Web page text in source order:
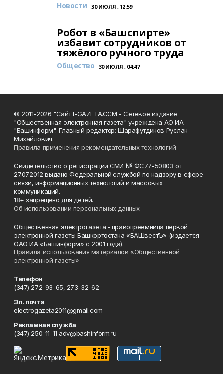
Новости 30 ИЮЛЯ , 12:59
Робот в «Башспирте»
избавит сотрудников от
тяжёлого ручного труда
Общество 30 ИЮЛЯ , 04:47
© 2011-2026 "Сайт I-GAZETA.COM - Сетевое издание
"Общественная электронная газета" учреждена АО ИА
"Башинформ". Главный редактор: Шарафутдинов Руслан
Михайлович.
Правила применения рекомендательных технологий
Свидетельство о регистрации СМИ № ФС77-50803 от
27.07.2012 выдано Федеральной службой по надзору в сфере
связи, информационных технологий и массовых
коммуникаций.
18+ запрещено для детей.
Об использовании персональных данных
Общественная электрогазета - правопреемница первой
электронной газеты Башкортостана «БАШвестЪ» (издается
ОАО ИА «Башинформ» с 2001 года).
Правила использования материалов «Общественной
электронной газеты»
Телефон
(347) 272-93-65, 273-32-62
Эл. почта
electrogazeta2011@gmail.com
Рекламная служба
(347) 250-11-11 adv@bashinform.ru